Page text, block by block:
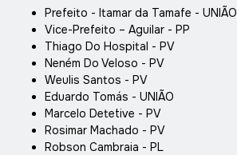
Prefeito - Itamar da Tamafe - UNIÃO
Vice-Prefeito – Aguilar - PP
Thiago Do Hospital - PV
Neném Do Veloso - PV
Weulis Santos - PV
Eduardo Tomás - UNIÃO
Marcelo Detetive - PV
Rosimar Machado - PV
Robson Cambraia - PL